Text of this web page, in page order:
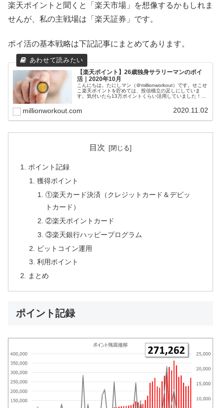
楽天ポイントと聞くと「楽天市場」を想像するかもしれま
せんが、私の主戦場は「楽天証券」です。
ポイ活の基本戦略は下記記事にまとめてあります。
【楽天ポイント】26歳独身サラリーマンのポイ
活｜2020年10月
こんにちは。たにしマン（＠millionworkout）です。せこせ
こ楽天ポイントを貯めては、投信積立の足しにしていま
す。気付いたら13万ポイントくらい活用していました！ポ
millionworkout.com 2020.11.02
目次
ポイント記録
獲得ポイント
①楽天カード決済（クレジットカード＆デビッ
トカード）
②楽天ポイントカード
③楽天銀行ハッピープログラム
ビットコイン運用
利用ポイント
まとめ
ポイント記録